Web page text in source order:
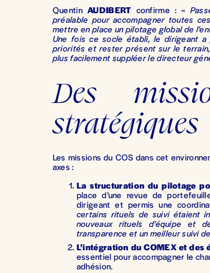
QuentinAUDIBERT confirme : «
préalable pour accompagner toutes
mettre en place un pilotage global de
Une fois ce socle établi, le dirigeant
priorités et rester présent sur le
plus facilement suppléer le directeur
Des
stratégiques
Les missions du COS dans cet
axes :
La structuration du pilotage
place d’une revue de
dirigeant et permis une
certains rituels de suivi étaient
nouveaux rituels d’équipe et
transparence et un meilleur suivi
L’intégration du COMEX et des
essentiel pour accompagner le
adhésion.